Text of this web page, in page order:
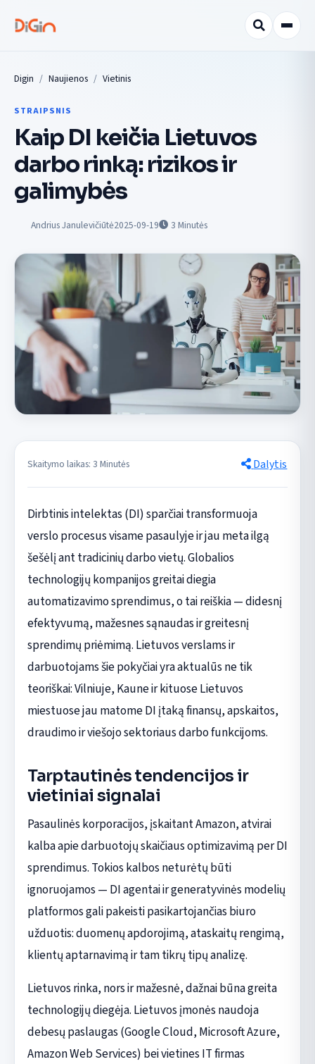
Digin Naujienos Vietinis
STRAIPSNIS
Kaip DI keičia Lietuvos
darbo rinką: rizikos ir
galimybės
Andrius Janulevičiūtė2025-09-19 3 Minutės
Skaitymo laikas: 3 Minutės Dalytis
Dirbtinis intelektas (DI) sparčiai transformuoja
verslo procesus visame pasaulyje ir jau meta ilgą
šešėlį ant tradicinių darbo vietų. Globalios
technologijų kompanijos greitai diegia
automatizavimo sprendimus, o tai reiškia — didesnį
efektyvumą, mažesnes sąnaudas ir greitesnį
sprendimų priėmimą. Lietuvos verslams ir
darbuotojams šie pokyčiai yra aktualūs ne tik
teoriškai: Vilniuje, Kaune ir kituose Lietuvos
miestuose jau matome DI įtaką finansų, apskaitos,
draudimo ir viešojo sektoriaus darbo funkcijoms.
Tarptautinės tendencijos ir
vietiniai signalai
Pasaulinės korporacijos, įskaitant Amazon, atvirai
kalba apie darbuotojų skaičiaus optimizavimą per DI
sprendimus. Tokios kalbos neturėtų būti
ignoruojamos — DI agentai ir generatyvinės modelių
platformos gali pakeisti pasikartojančias biuro
užduotis: duomenų apdorojimą, ataskaitų rengimą,
klientų aptarnavimą ir tam tikrų tipų analizę.
Lietuvos rinka, nors ir mažesnė, dažnai būna greita
technologijų diegėja. Lietuvos įmonės naudoja
debesų paslaugas (Google Cloud, Microsoft Azure,
Amazon Web Services) bei vietines IT firmas